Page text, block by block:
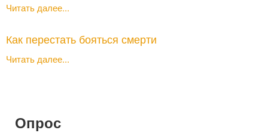
Читать далее...
Как перестать бояться смерти
Читать далее...
Опрос